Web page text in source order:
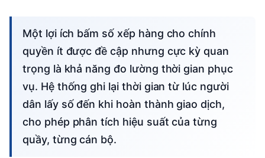
Một lợi ích bấm số xếp hàng cho chính
quyền ít được đề cập nhưng cực kỳ quan
trọng là khả năng đo lường thời gian phục
vụ. Hệ thống ghi lại thời gian từ lúc người
dân lấy số đến khi hoàn thành giao dịch,
cho phép phân tích hiệu suất của từng
quầy, từng cán bộ.